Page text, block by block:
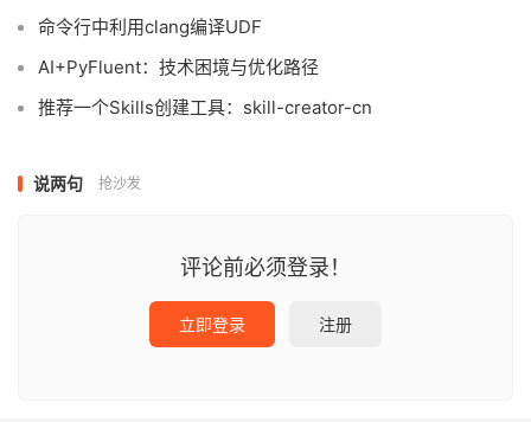
命令行中利用clang编译UDF
AI+PyFluent：技术困境与优化路径
推荐一个Skills创建工具：skill-creator-cn
说两句 抢沙发
评论前必须登录！
立即登录 注册